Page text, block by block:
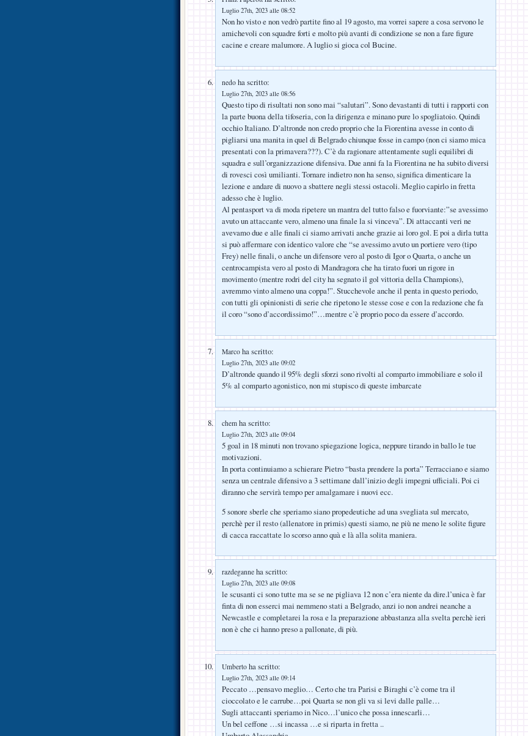
Luglio 27th, 2023 alle 08:52
Non ho visto e non vedrò partite fino al 19 agosto, ma vorrei sapere a cosa servono le
amichevoli con squadre forti e molto più avanti di condizione se non a fare figure
cacine e creare malumore. A luglio si gioca col Bucine.
nedo ha scritto:
Luglio 27th, 2023 alle 08:56
Questo tipo di risultati non sono mai “salutari”. Sono devastanti di tutti i rapporti con
la parte buona della tifoseria, con la dirigenza e minano pure lo spogliatoio. Quindi
occhio Italiano. D’altronde non credo proprio che la Fiorentina avesse in conto di
pigliarsi una manita in quel di Belgrado chiunque fosse in campo (non ci siamo mica
presentati con la primavera???). C’è da ragionare attentamente sugli equilibri di
squadra e sull’organizzazione difensiva. Due anni fa la Fiorentina ne ha subito diversi
di rovesci così umilianti. Tornare indietro non ha senso, significa dimenticare la
lezione e andare di nuovo a sbattere negli stessi ostacoli. Meglio capirlo in fretta
adesso che è luglio.
Al pentasport va di moda ripetere un mantra del tutto falso e fuorviante:”se avessimo
avuto un attaccante vero, almeno una finale la si vinceva”. Di attaccanti veri ne
avevamo due e alle finali ci siamo arrivati anche grazie ai loro gol. E poi a dirla tutta
si può affermare con identico valore che “se avessimo avuto un portiere vero (tipo
Frey) nelle finali, o anche un difensore vero al posto di Igor o Quarta, o anche un
centrocampista vero al posto di Mandragora che ha tirato fuori un rigore in
movimento (mentre rodri del city ha segnato il gol vittoria della Champions),
avremmo vinto almeno una coppa!”. Stucchevole anche il penta in questo periodo,
con tutti gli opinionisti di serie che ripetono le stesse cose e con la redazione che fa
il coro “sono d’accordissimo!”…mentre c’è proprio poco da essere d’accordo.
Marco ha scritto:
Luglio 27th, 2023 alle 09:02
D’altronde quando il 95% degli sforzi sono rivolti al comparto immobiliare e solo il
5% al comparto agonistico, non mi stupisco di queste imbarcate
chem ha scritto:
Luglio 27th, 2023 alle 09:04
5 goal in 18 minuti non trovano spiegazione logica, neppure tirando in ballo le tue
motivazioni.
In porta continuiamo a schierare Pietro “basta prendere la porta” Terracciano e siamo
senza un centrale difensivo a 3 settimane dall’inizio degli impegni ufficiali. Poi ci
diranno che servirà tempo per amalgamare i nuovi ecc.
5 sonore sberle che speriamo siano propedeutiche ad una svegliata sul mercato,
perchè per il resto (allenatore in primis) questi siamo, ne più ne meno le solite figure
di cacca raccattate lo scorso anno quà e là alla solita maniera.
razdeganne ha scritto:
Luglio 27th, 2023 alle 09:08
le scusanti ci sono tutte ma se se ne pigliava 12 non c’era niente da dire.l’unica è far
finta di non esserci mai nemmeno stati a Belgrado, anzi io non andrei neanche a
Newcastle e completarei la rosa e la preparazione abbastanza alla svelta perchè ieri
non è che ci hanno preso a pallonate, di più.
Umberto ha scritto:
Luglio 27th, 2023 alle 09:14
Peccato …pensavo meglio… Certo che tra Parisi e Biraghi c’è come tra il
cioccolato e le carrube…poi Quarta se non gli va si levi dalle palle…
Sugli attaccanti speriamo in Nico…l’unico che possa innescarli…
Un bel ceffone …si incassa …e si riparta in fretta ..